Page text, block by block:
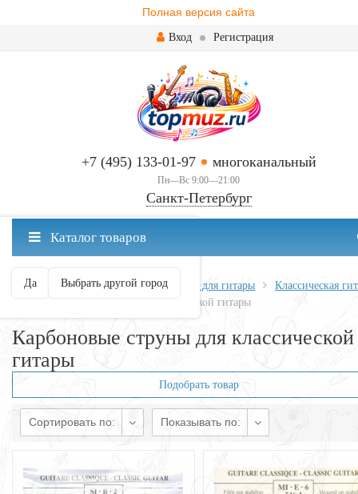
Полная версия сайта
Вход Регистрация
+7 (495) 133-01-97 многоканальный
Пн—Вс 9:00—21:00
Санкт-Петербург
Санкт-Петербург ваш город?
Да Выбрать другой город
Каталог товаров
Главная Всё для гитары Струны для гитары
Классическая
Карбоновые струны для классической гитары
Карбоновые струны для классической
гитары
Подобрать товар
Сортировать по: Показывать по: